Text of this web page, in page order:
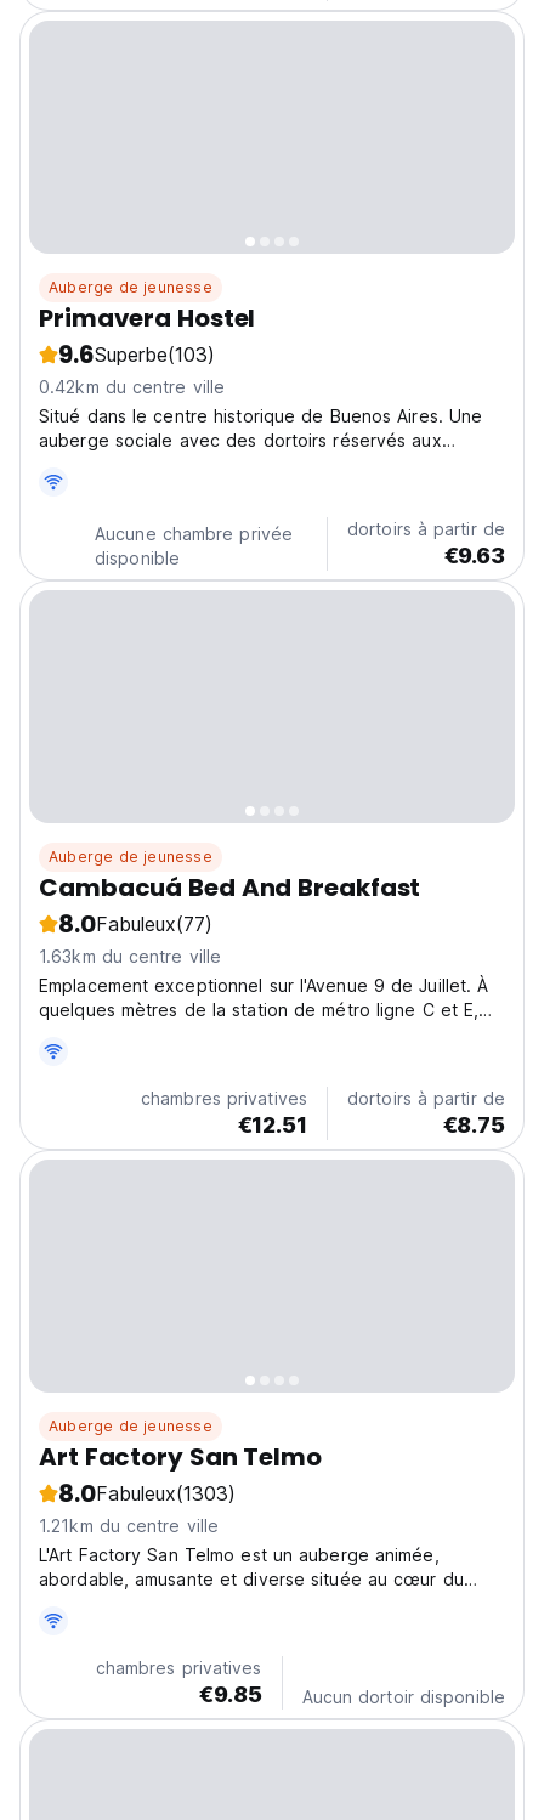
Auberge de jeunesse
Primavera Hostel
9.6Superbe(103)
0.42km du centre ville
Situé dans le centre historique de Buenos Aires. Une
auberge sociale avec des dortoirs réservés aux
une cuisine. Idéal pour les voyageurs solitaires en
Argentine. (Auto-translated from original language)
Aucune chambre privée
disponible
dortoirs à partir de
€9.63
Auberge de jeunesse
Cambacuá Bed And Breakfast
8.0Fabuleux(77)
1.63km du centre ville
Emplacement exceptionnel sur l'Avenue 9 de Juillet. À
quelques mètres de la station de métro ligne C et E,
chambres privatives
€12.51
dortoirs à partir de
€8.75
Auberge de jeunesse
Art Factory San Telmo
8.0Fabuleux(1303)
1.21km du centre ville
L'Art Factory San Telmo est un auberge animée,
abordable, amusante et diverse située au cœur du
Argentine.
chambres privatives
€9.85 Aucun dortoir disponible